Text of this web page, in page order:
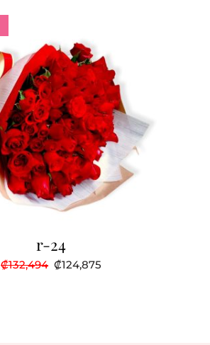
r-24
₡132,494 El
precio
₡124,875